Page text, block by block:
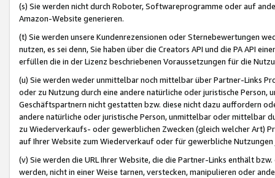
(s) Sie werden nicht durch Roboter, Softwareprogramme oder auf
Amazon-Website generieren.
(t) Sie werden unsere Kundenrezensionen oder Sternebewertungen
nutzen, es sei denn, Sie haben über die Creators API und die PA API
erfüllen die in der Lizenz beschriebenen Voraussetzungen für die
(u) Sie werden weder unmittelbar noch mittelbar über Partner-Links
oder zu Nutzung durch eine andere natürliche oder juristische
Geschäftspartnern nicht gestatten bzw. diese nicht dazu auffordern
andere natürliche oder juristische Person, unmittelbar oder mittelbar
zu Wiederverkaufs- oder gewerblichen Zwecken (gleich welcher Art)
auf Ihrer Website zum Wiederverkauf oder für gewerbliche
(v) Sie werden die URL Ihrer Website, die die Partner-Links enthält
werden, nicht in einer Weise tarnen, verstecken, manipulieren oder